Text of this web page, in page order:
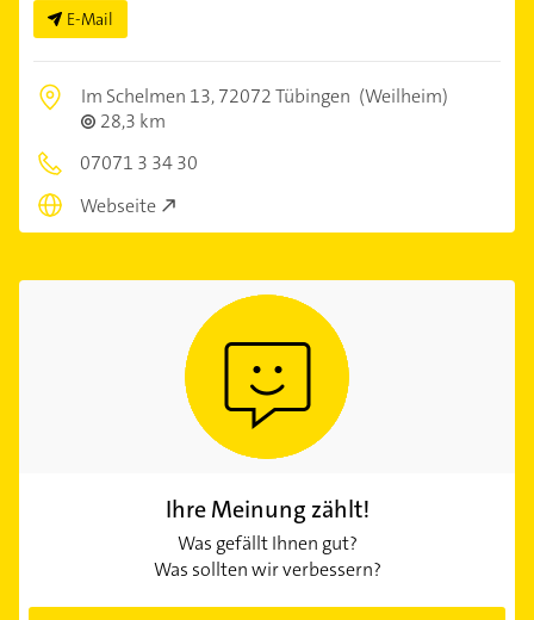
E-Mail
Im Schelmen 13,72072 Tübingen (Weilheim)
28,3 km
07071 3 34 30
Webseite
Ihre Meinung zählt!
Was gefällt Ihnen gut?
Was sollten wir verbessern?